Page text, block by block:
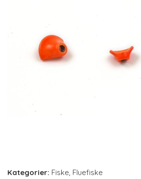
Kategorier: Fiske, Fluefiske